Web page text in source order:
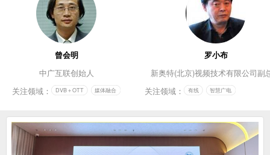
曾会明
中广互联创始人
关注领域：
DVB＋OTT 媒体融合
罗小布
新奥特(北京)视频技术有限公司副
关注领域：
有线 智慧广电